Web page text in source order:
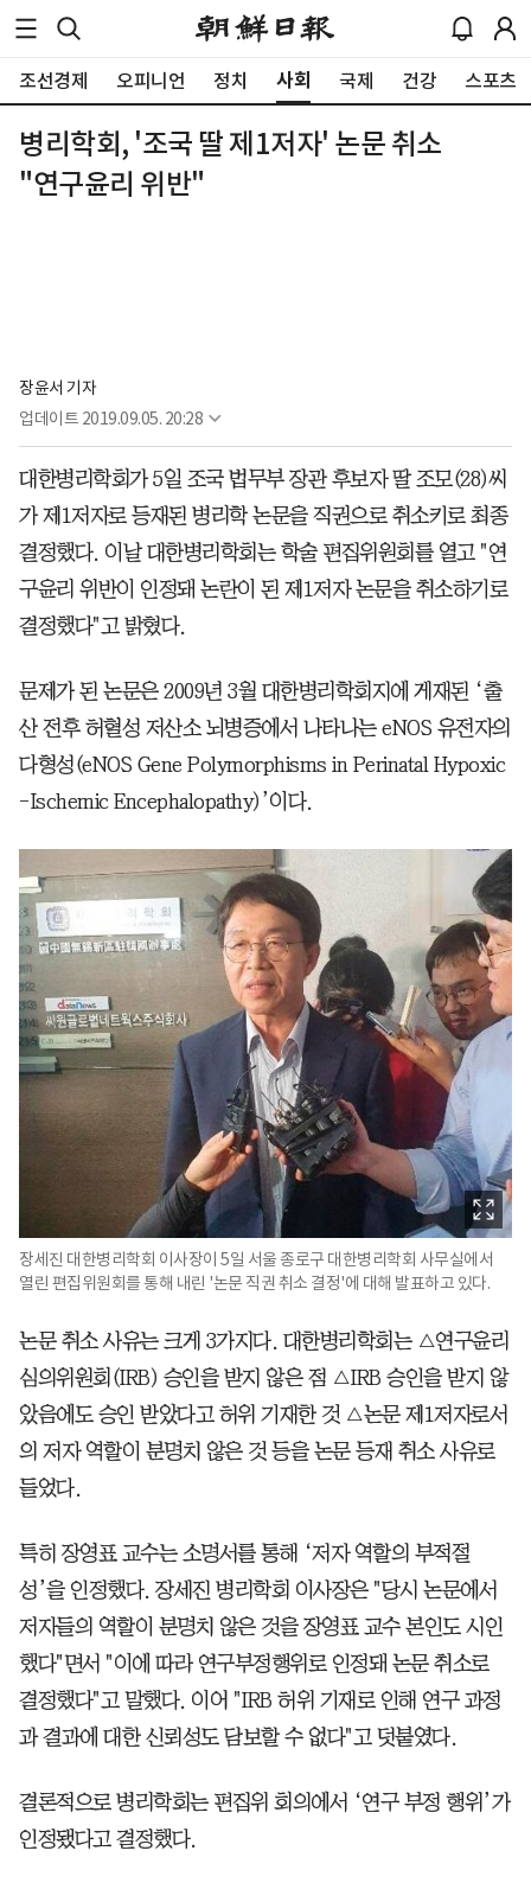
조선경제 오피니언 정치 사회 국제 건강 스포츠
병리학회, '조국 딸 제1저자' 논문 취소
"연구윤리 위반"
장윤서 기자
업데이트 2019.09.05. 20:28
대한병리학회가 5일 조국 법무부 장관 후보자 딸 조모(28)씨
가 제1저자로 등재된 병리학 논문을 직권으로 취소키로 최종
결정했다. 이날 대한병리학회는 학술 편집위원회를 열고 "연
구윤리 위반이 인정돼 논란이 된 제1저자 논문을 취소하기로
결정했다"고 밝혔다.
문제가 된 논문은 2009년 3월 대한병리학회지에 게재된 ‘출
산 전후 허혈성 저산소 뇌병증에서 나타나는 eNOS 유전자의
다형성(eNOS Gene Polymorphisms in Perinatal Hypoxic
-Ischemic Encephalopathy)’이다.
장세진 대한병리학회 이사장이 5일 서울 종로구 대한병리학회 사무실에서
열린 편집위원회를 통해 내린 '논문 직권 취소 결정'에 대해 발표하고 있다.
논문 취소 사유는 크게 3가지다. 대한병리학회는 △연구윤리
심의위원회(IRB) 승인을 받지 않은 점 △IRB 승인을 받지 않
았음에도 승인 받았다고 허위 기재한 것 △논문 제1저자로서
의 저자 역할이 분명치 않은 것 등을 논문 등재 취소 사유로
들었다.
특히 장영표 교수는 소명서를 통해 ‘저자 역할의 부적절
성’을 인정했다. 장세진 병리학회 이사장은 "당시 논문에서
저자들의 역할이 분명치 않은 것을 장영표 교수 본인도 시인
했다"면서 "이에 따라 연구부정행위로 인정돼 논문 취소로
결정했다"고 말했다. 이어 "IRB 허위 기재로 인해 연구 과정
과 결과에 대한 신뢰성도 담보할 수 없다"고 덧붙였다.
결론적으로 병리학회는 편집위 회의에서 ‘연구 부정 행위’가
인정됐다고 결정했다.